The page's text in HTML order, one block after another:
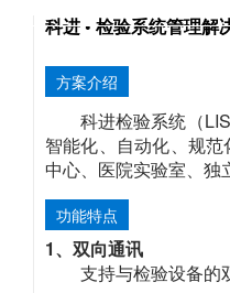
科进 • 检验系统管理解
方案介绍
科进检验系统（
智能化、自动化、规
中心、医院实验室、
功能特点
1、双向通讯
支持与检验设备的